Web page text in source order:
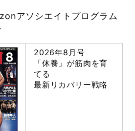
アソシエイトプログラム
2026年8月号
「休養」が筋肉を育
てる
最新リカバリー戦略